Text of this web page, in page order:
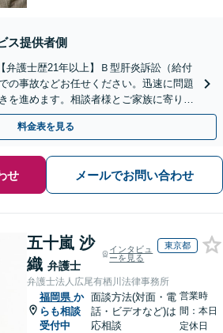
ス提供者側
弁護士歴21年以上】Ｂ型肝炎訴訟（給付
の事故などお任せください。迅速に問題
を進めます。相談者様とご家族に寄り添
】
料金表を見る
せ メールでお問い合わせ
五十嵐 沙
織 弁護士
インタビュ
ーを見る
東京都
弁護士法人広尾有栖川法律事務所
福岡県 か
らも相談
受付中
面談方法(対面・電
話・ビデオなど)は
応相談
営業時
間：本日
定休日